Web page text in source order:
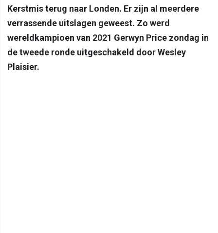
Kerstmis terug naar Londen. Er zijn al meerdere
verrassende uitslagen geweest. Zo werd
wereldkampioen van 2021 Gerwyn Price zondag in
de tweede ronde uitgeschakeld door Wesley
Plaisier.